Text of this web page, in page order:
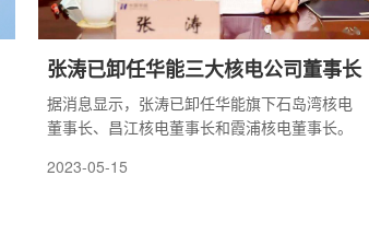
张涛已卸任华能三大核电公司董事长
据消息显示，张涛已卸任华能旗下石岛湾核电
董事长、昌江核电董事长和霞浦核电董事长。
2023-05-15